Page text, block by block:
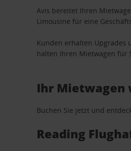
Avis bereitet Ihren
Limousine für eine
Kunden erhalten Upgrades
halten Ihren Mietwagen für
Ihr Mietwagen
Buchen Sie jetzt und
Reading